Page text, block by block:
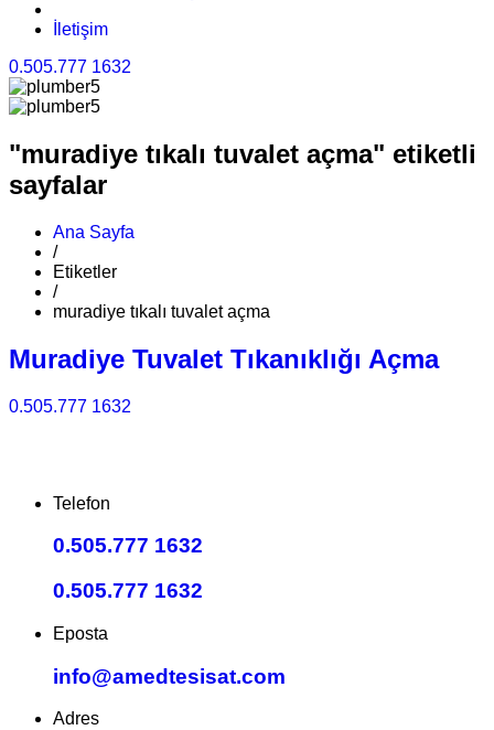
İletişim
0.505.777 1632
"muradiye tıkalı tuvalet açma" etiketli
sayfalar
Ana Sayfa
/
Etiketler
/
muradiye tıkalı tuvalet açma
Muradiye Tuvalet Tıkanıklığı Açma
0.505.777 1632
Telefon
0.505.777 1632
0.505.777 1632
Eposta
info@amedtesisat.com
Adres